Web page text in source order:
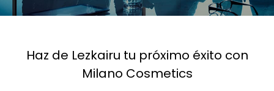
Haz de Lezkairu tu próximo éxito con
Milano Cosmetics